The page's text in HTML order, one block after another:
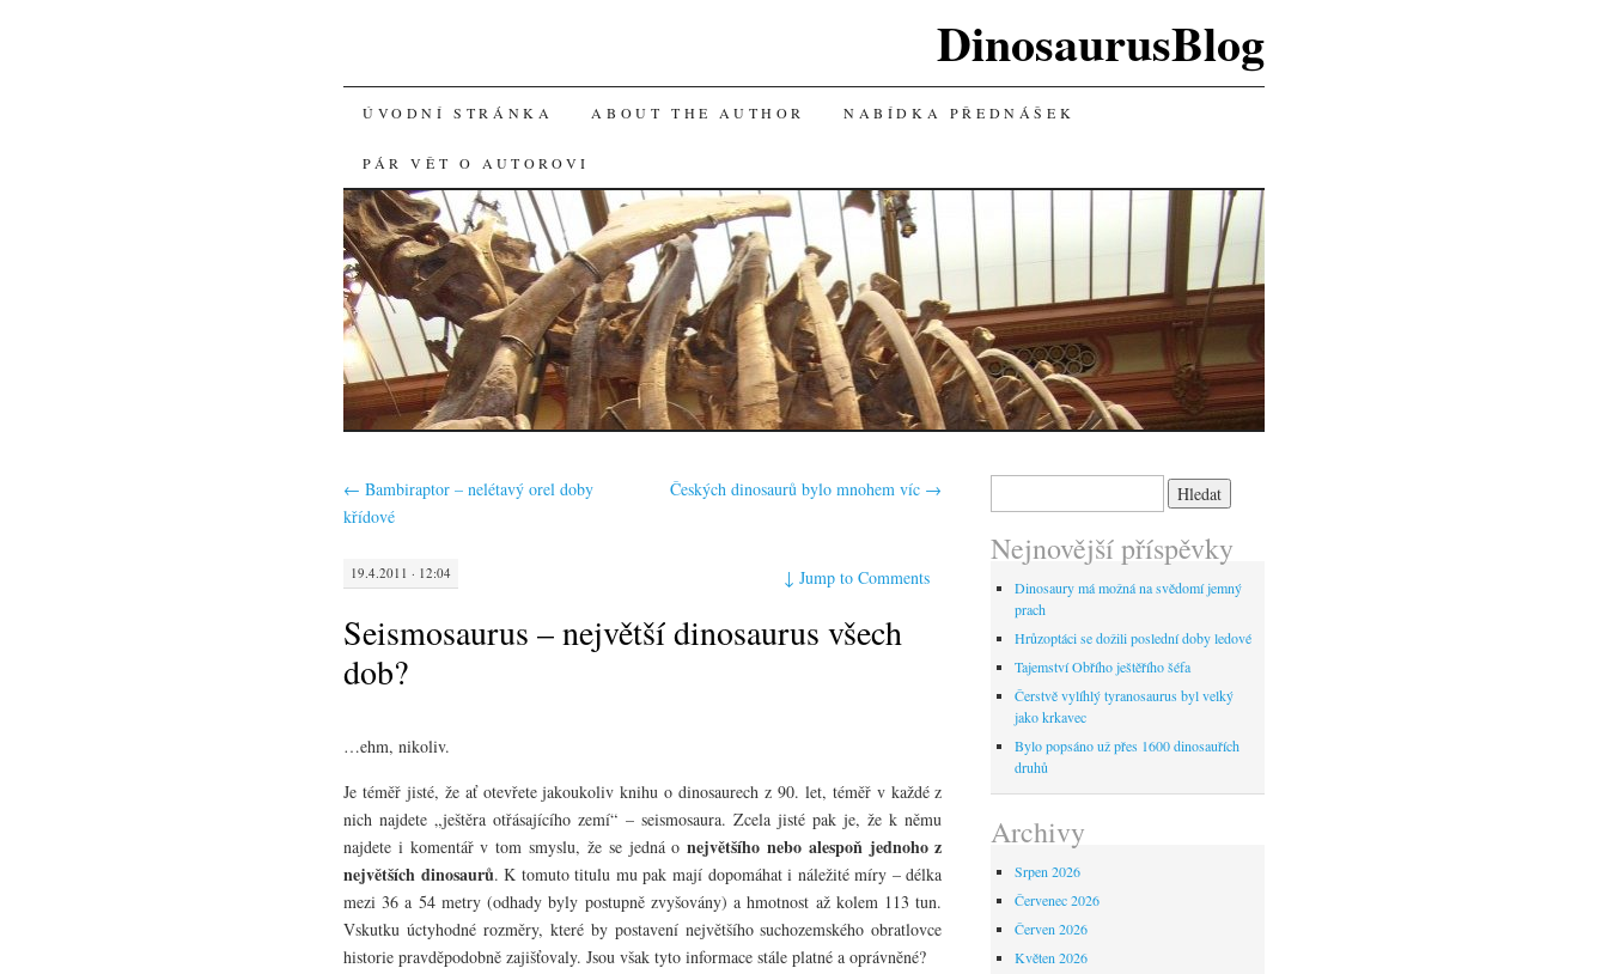
DinosaurusBlog
SKIP
TO
CONTENT
ÚVODNÍ STRÁNKA ABOUT THE AUTHOR NABÍDKA PŘEDNÁŠEK
PÁR VĚT O AUTOROVI
← Bambiraptor – nelétavý orel doby
křídové
Českých dinosaurů bylo mnohem víc →
19.4.2011 · 12:04 ↓Jump to Comments
Seismosaurus – největší dinosaurus všech
dob?
…ehm, nikoliv.
Je téměř jisté, že ať otevřete jakoukoliv knihu o dinosaurech z 90. let, téměř v každé z
nich najdete „ještěra otřásajícího zemí“ – seismosaura. Zcela jisté pak je, že k němu
najdete i komentář v tom smyslu, že se jedná onejvětšího nebo alespoň jednoho z
největších dinosaurů. K tomuto titulu mu pak mají dopomáhat i náležité míry – délka
mezi 36 a 54 metry (odhady byly postupně zvyšovány) a hmotnost až kolem 113 tun.
Vskutku úctyhodné rozměry, které by postavení největšího suchozemského obratlovce
historie pravděpodobně zajišťovaly. Jsou však tyto informace stále platné a oprávněné?
Nejnovější příspěvky
Dinosaury má možná na svědomí jemný
prach
Hrůzoptáci se dožili poslední doby ledové
Tajemství Obřího ještěřího šéfa
Čerstvě vylíhlý tyranosaurus byl velký
jako krkavec
Bylo popsáno už přes 1600 dinosauřích
druhů
Archivy
Srpen 2026
Červenec 2026
Červen 2026
Květen 2026